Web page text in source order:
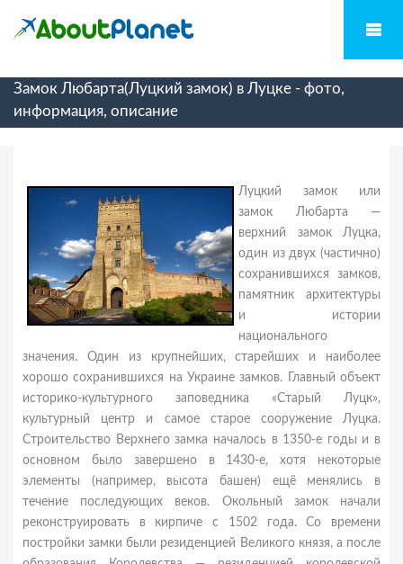
Замок Любарта(Луцкий замок) в Луцке - фото,
информация, описание
Луцкий замок или
замок Любарта —
верхний замок Луцка,
один из двух (частично)
сохранившихся замков,
памятник архитектуры
и истории
национального
значения. Один из крупнейших, старейших и наиболее
хорошо сохранившихся на Украине замков. Главный объект
историко-культурного заповедника «Старый Луцк»,
культурный центр и самое старое сооружение Луцка.
Строительство Верхнего замка началось в 1350-е годы и в
основном было завершено в 1430-е, хотя некоторые
элементы (например, высота башен) ещё менялись в
течение последующих веков. Окольный замок начали
реконструировать в кирпиче с 1502 года. Со времени
постройки замки были резиденцией Великого князя, а после